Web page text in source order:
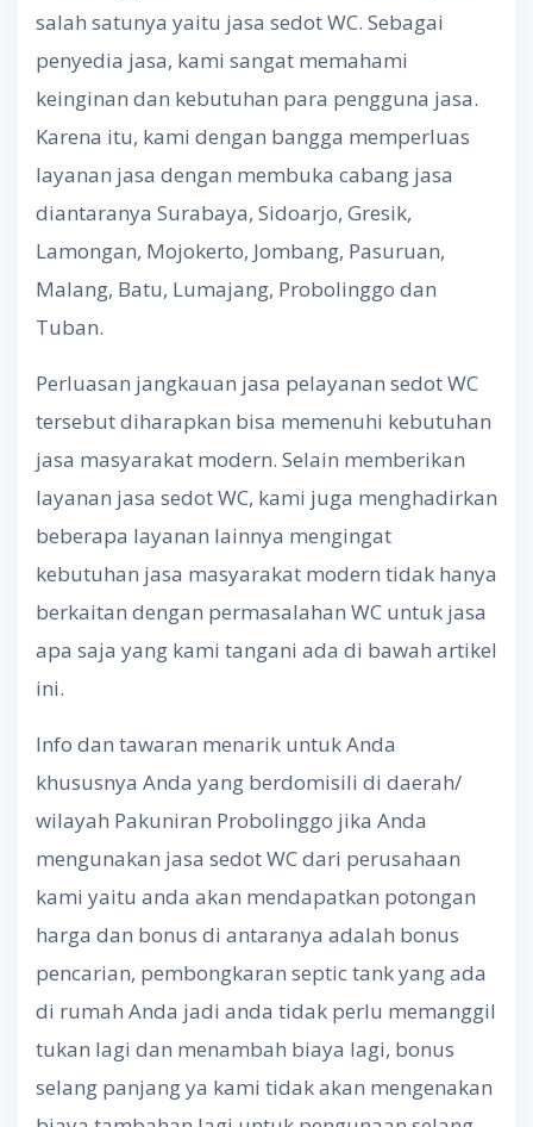
salah satunya yaitu jasa sedot WC. Sebagai
penyedia jasa, kami sangat memahami
keinginan dan kebutuhan para pengguna jasa.
Karena itu, kami dengan bangga memperluas
layanan jasa dengan membuka cabang jasa
diantaranya Surabaya, Sidoarjo, Gresik,
Lamongan, Mojokerto, Jombang, Pasuruan,
Malang, Batu, Lumajang, Probolinggo dan
Tuban.
Perluasan jangkauan jasa pelayanan sedot WC
tersebut diharapkan bisa memenuhi kebutuhan
jasa masyarakat modern. Selain memberikan
layanan jasa sedot WC, kami juga menghadirkan
beberapa layanan lainnya mengingat
kebutuhan jasa masyarakat modern tidak hanya
berkaitan dengan permasalahan WC untuk jasa
apa saja yang kami tangani ada di bawah artikel
ini.
Info dan tawaran menarik untuk Anda
khususnya Anda yang berdomisili di daerah/
wilayah Pakuniran Probolinggo jika Anda
mengunakan jasa sedot WC dari perusahaan
kami yaitu anda akan mendapatkan potongan
harga dan bonus di antaranya adalah bonus
pencarian, pembongkaran septic tank yang ada
di rumah Anda jadi anda tidak perlu memanggil
tukan lagi dan menambah biaya lagi, bonus
selang panjang ya kami tidak akan mengenakan